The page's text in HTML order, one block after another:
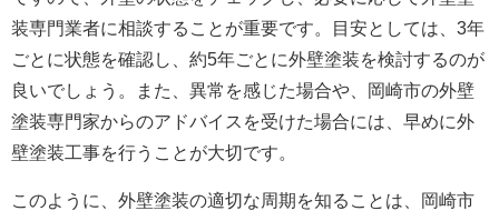
装専門業者に相談することが重要です。目安としては、3年
ごとに状態を確認し、約5年ごとに外壁塗装を検討するのが
良いでしょう。また、異常を感じた場合や、岡崎市の外壁
塗装専門家からのアドバイスを受けた場合には、早めに外
壁塗装工事を行うことが大切です。
このように、外壁塗装の適切な周期を知ることは、岡崎市